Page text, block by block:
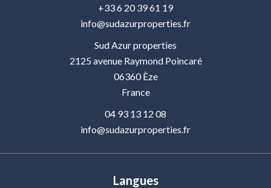
+33 6 20 39 61 19
info@sudazurproperties.fr
Sud Azur properties
2125 avenue Raymond Poincaré
06360Èze
France
04 93 13 12 08
info@sudazurproperties.fr
Langues